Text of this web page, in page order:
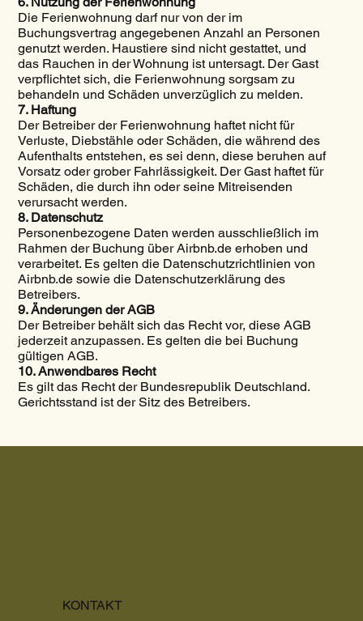
Die Ferienwohnung darf nur von der im
Buchungsvertrag angegebenen Anzahl an Personen
genutzt werden. Haustiere sind nicht gestattet, und
das Rauchen in der Wohnung ist untersagt. Der Gast
verpflichtet sich, die Ferienwohnung sorgsam zu
behandeln und Schäden unverzüglich zu melden.
7. Haftung
Der Betreiber der Ferienwohnung haftet nicht für
Verluste, Diebstähle oder Schäden, die während des
Aufenthalts entstehen, es sei denn, diese beruhen auf
Vorsatz oder grober Fahrlässigkeit. Der Gast haftet für
Schäden, die durch ihn oder seine Mitreisenden
verursacht werden.
8. Datenschutz
Personenbezogene Daten werden ausschließlich im
Rahmen der Buchung über Airbnb.de erhoben und
verarbeitet. Es gelten die Datenschutzrichtlinien von
Airbnb.de sowie die Datenschutzerklärung des
Betreibers.
9. Änderungen der AGB
Der Betreiber behält sich das Recht vor, diese AGB
jederzeit anzupassen. Es gelten die bei Buchung
gültigen AGB.
10. Anwendbares Recht
Es gilt das Recht der Bundesrepublik Deutschland.
Gerichtsstand ist der Sitz des Betreibers.
KONTAKT